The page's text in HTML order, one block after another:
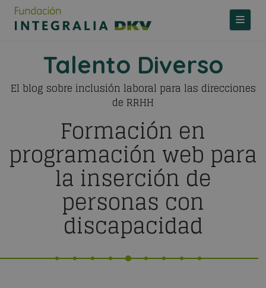
Talento Diverso
El blog sobre inclusión laboral para las direcciones
de RRHH
Formación en
programación web para
la inserción de
personas con
discapacidad